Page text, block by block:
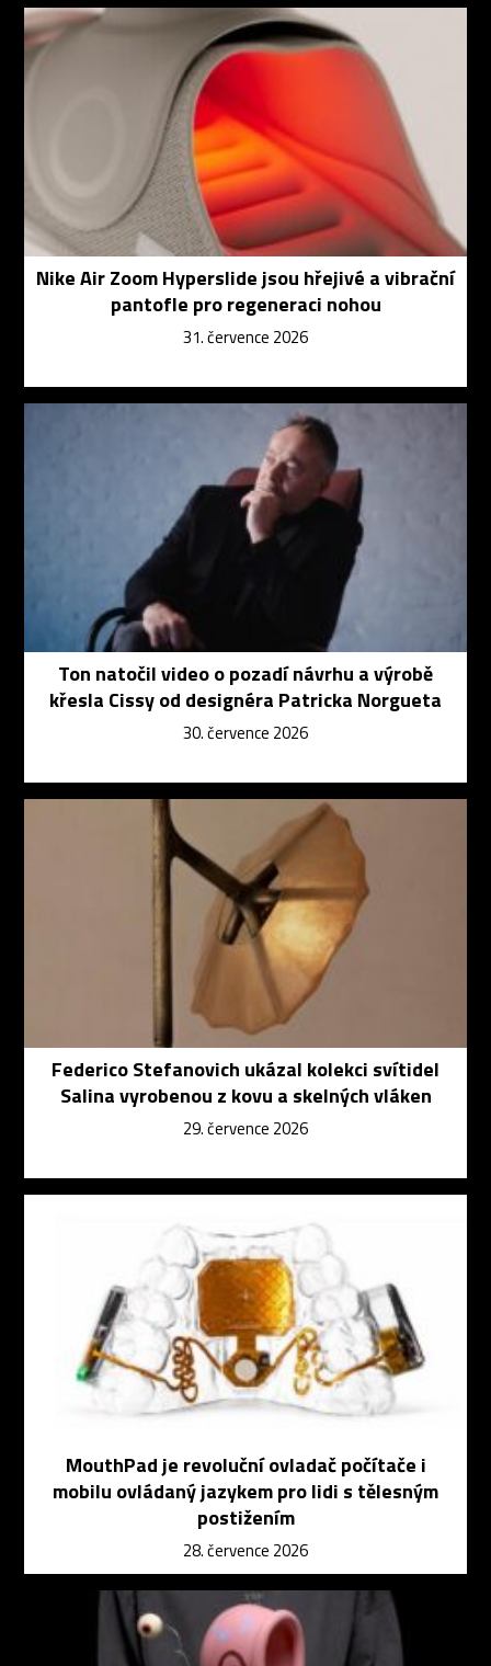
Nike Air Zoom Hyperslide jsou hřejivé a vibrační
pantofle pro regeneraci nohou
31. července 2026
Ton natočil video o pozadí návrhu a výrobě
křesla Cissy od designéra Patricka Norgueta
30. července 2026
Federico Stefanovich ukázal kolekci svítidel
Salina vyrobenou z kovu a skelných vláken
29. července 2026
MouthPad je revoluční ovladač počítače i
mobilu ovládaný jazykem pro lidi s tělesným
postižením
28. července 2026